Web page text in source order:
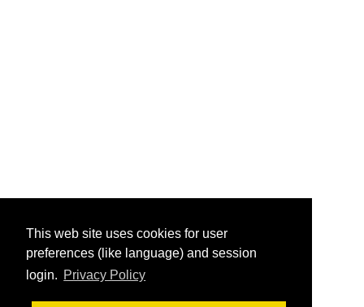
This web site uses cookies for user
preferences (like language) and session
login. Privacy Policy